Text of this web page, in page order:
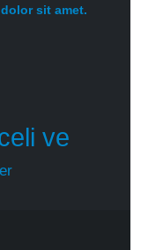
sit amet.
ve